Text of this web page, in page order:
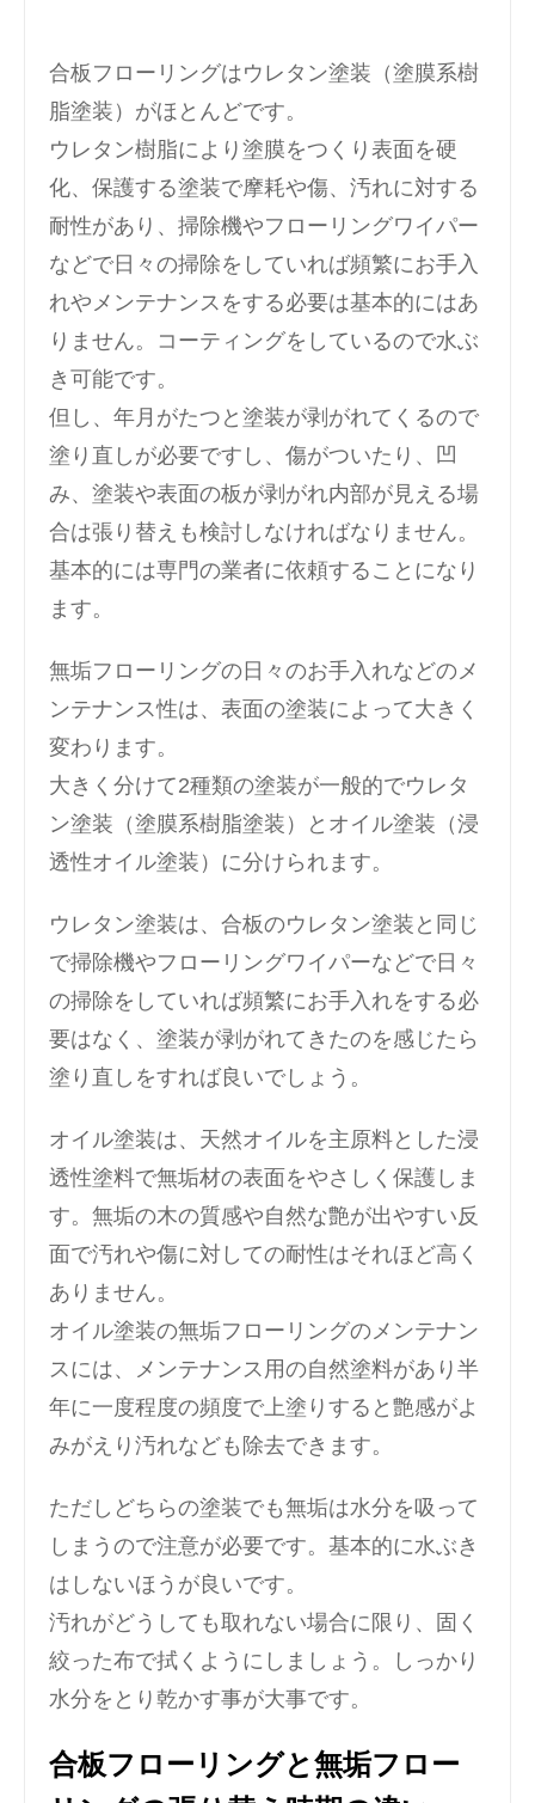
合板フローリングはウレタン塗装（塗膜系樹
脂塗装）がほとんどです。
ウレタン樹脂により塗膜をつくり表面を硬
化、保護する塗装で摩耗や傷、汚れに対する
耐性があり、掃除機やフローリングワイパー
などで日々の掃除をしていれば頻繁にお手入
れやメンテナンスをする必要は基本的にはあ
りません。コーティングをしているので水ぶ
き可能です。
但し、年月がたつと塗装が剥がれてくるので
塗り直しが必要ですし、傷がついたり、凹
み、塗装や表面の板が剥がれ内部が見える場
合は張り替えも検討しなければなりません。
基本的には専門の業者に依頼することになり
ます。
無垢フローリングの日々のお手入れなどのメ
ンテナンス性は、表面の塗装によって大きく
変わります。
大きく分けて2種類の塗装が一般的でウレタ
ン塗装（塗膜系樹脂塗装）とオイル塗装（浸
透性オイル塗装）に分けられます。
ウレタン塗装は、合板のウレタン塗装と同じ
で掃除機やフローリングワイパーなどで日々
の掃除をしていれば頻繁にお手入れをする必
要はなく、塗装が剥がれてきたのを感じたら
塗り直しをすれば良いでしょう。
オイル塗装は、天然オイルを主原料とした浸
透性塗料で無垢材の表面をやさしく保護しま
す。無垢の木の質感や自然な艶が出やすい反
面で汚れや傷に対しての耐性はそれほど高く
ありません。
オイル塗装の無垢フローリングのメンテナン
スには、メンテナンス用の自然塗料があり半
年に一度程度の頻度で上塗りすると艶感がよ
みがえり汚れなども除去できます。
ただしどちらの塗装でも無垢は水分を吸って
しまうので注意が必要です。基本的に水ぶき
はしないほうが良いです。
汚れがどうしても取れない場合に限り、固く
絞った布で拭くようにしましょう。しっかり
水分をとり乾かす事が大事です。
合板フローリングと無垢フロー